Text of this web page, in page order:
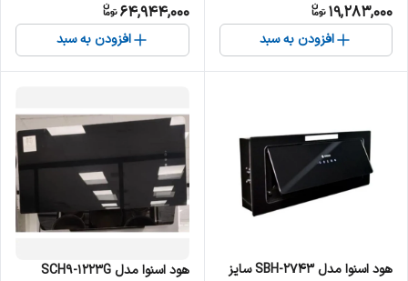
19,283,000
افزودن به سبد
64,944,000
افزودن به سبد
هود اسنوا مدل SBH-2743 سایز
هود اسنوا مدل SCH9-1223G